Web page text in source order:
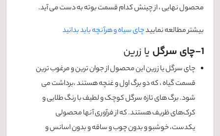
محصول نهایی ، از چینش کدام قسمت بوته به دست می آید.
بیشتر مطالعه نماییدچای سیاه و هرآنچه باید بدانید
1-چای سرگل یا زرین
چای سرگل یا زرین این محصول از جوان ترین و مرغوب ترین
قسمت گیاه ، که دو برگ اول و غنچه هستند ،برداشت می
شود. برگ های تازه سرگل کوچک و لطیف با رنگ طلایی و
کرک‌های ظریف هستند. که از فرآوری آنها محصولی
یکدست، خوشبو و بدون چوب و ساقه و بدون اسانس و